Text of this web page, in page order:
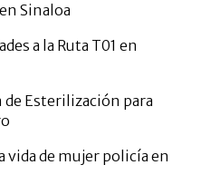
Sinaloa
a la Ruta T01 en
de Esterilización para
de mujer policía en